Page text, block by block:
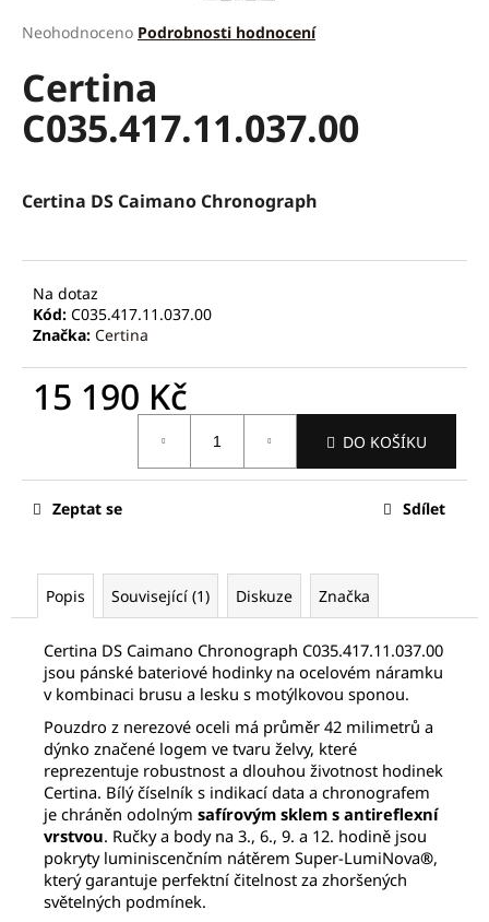
Průměrné
produktu
je
0,0
z
Neohodnoceno Podrobnosti hodnocení
Certina
C035.417.11.037.00
Certina DS Caimano Chronograph
Na dotaz
Kód: C035.417.11.037.00
Značka: Certina
15 190 Kč
DO KOŠÍKU
Zeptat se Sdílet
Popis Související (1) Diskuze Značka
Certina DS Caimano Chronograph C035.417.11.037.00
jsou pánské bateriové hodinky na ocelovém náramku
v kombinaci brusu a lesku s motýlkovou sponou.
Pouzdro z nerezové oceli má průměr 42 milimetrů a
dýnko značené logem ve tvaru želvy, které
reprezentuje robustnost a dlouhou životnost hodinek
Certina. Bílý číselník s indikací data a chronografem
je chráněn odolným safírovým sklem s antireflexní
vrstvou. Ručky a body na 3., 6., 9. a 12. hodině jsou
pokryty luminiscenčním nátěrem Super-LumiNova®,
který garantuje perfektní čitelnost za zhoršených
světelných podmínek.
e
n
a
j
í
?
D
u
e
SEIKO
SPB469J1
320
Původně:
800